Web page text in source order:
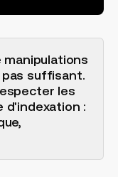
suffisant.
les
d'indexation :